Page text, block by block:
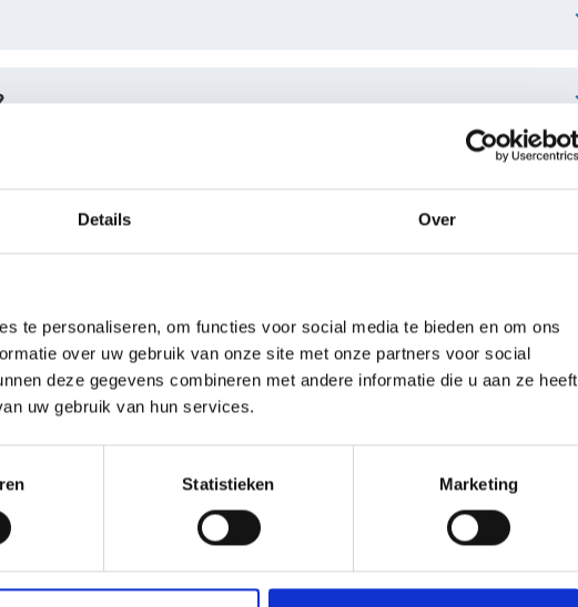
Details Over
te personaliseren, om functies voor social media te bieden en om ons
over uw gebruik van onze site met onze partners voor social
deze gegevens combineren met andere informatie die u aan ze heeft
uw gebruik van hun services.
Statistieken Marketing
Haag?
den Rijn?